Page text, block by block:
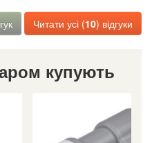
Читати усі (10) відгуки
купують